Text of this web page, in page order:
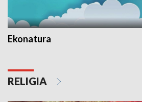
Ekonatura
RELIGIA